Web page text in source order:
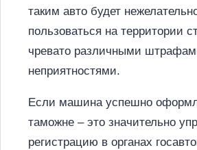
таким авто будет
пользоваться на территории
чревато различными
неприятностями.
Если машина успешно
таможне – это значительно
регистрацию в органах